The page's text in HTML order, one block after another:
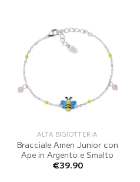
ALTA BIGIOTTERIA
Bracciale Amen Junior con
Ape in Argento e Smalto
€39.90